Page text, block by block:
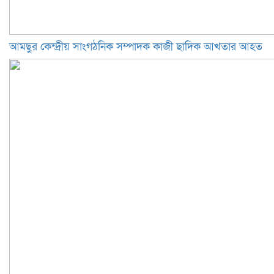
আমছুর কেন্দ্রীয় সাংগঠনিক সম্পাদক কাজী ছাদিক আখতার আহত